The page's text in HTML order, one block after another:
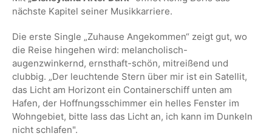
nächste Kapitel seiner Musikkarriere.
Die erste Single „Zuhause Angekommen“ zeigt gut, wo
die Reise hingehen wird: melancholisch-
augenzwinkernd, ernsthaft-schön, mitreißend und
clubbig. „Der leuchtende Stern über mir ist ein Satellit,
das Licht am Horizont ein Containerschiff unten am
Hafen, der Hoffnungsschimmer ein helles Fenster im
Wohngebiet, bitte lass das Licht an, ich kann im Dunkeln
nicht schlafen".